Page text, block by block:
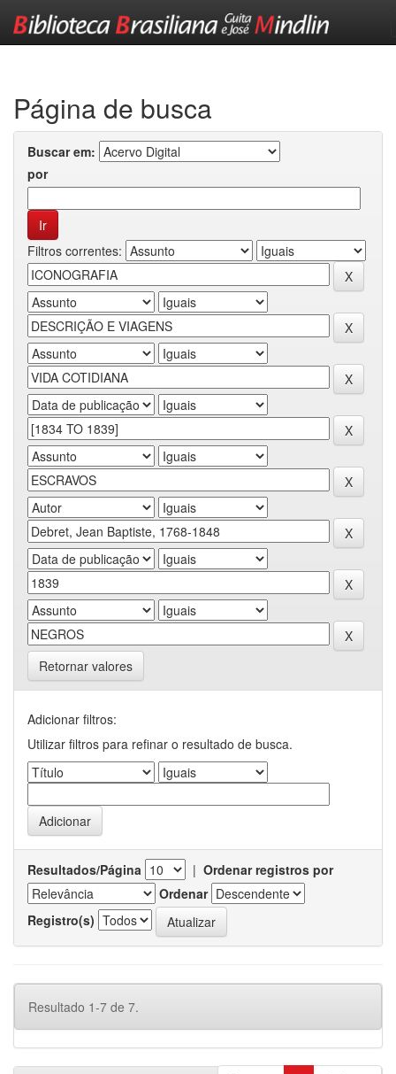
Página de busca
Buscar em:
por
Filtros correntes:
Retornar valores
Adicionar filtros:
Utilizar filtros para refinar o resultado de busca.
Resultados/Página | Ordenar registros por
Ordenar
Registro(s)
Resultado 1-7 de 7.